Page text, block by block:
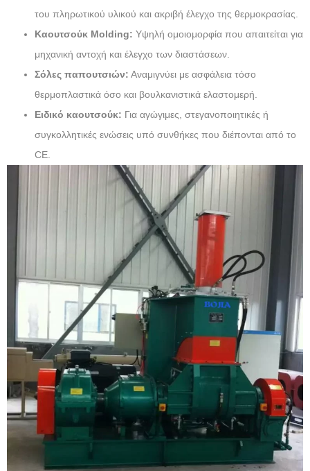
του πληρωτικού υλικού και ακριβή έλεγχο της θερμοκρασίας.
Καουτσούκ Molding: Υψηλή ομοιομορφία που απαιτείται για
μηχανική αντοχή και έλεγχο των διαστάσεων.
Σόλες παπουτσιών: Αναμιγνύει με ασφάλεια τόσο
θερμοπλαστικά όσο και βουλκανιστικά ελαστομερή.
Ειδικό καουτσούκ: Για αγώγιμες, στεγανοποιητικές ή
συγκολλητικές ενώσεις υπό συνθήκες που διέπονται από το
CE.